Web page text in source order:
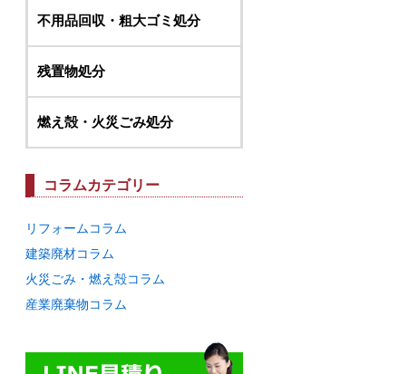
不用品回収・粗大ゴミ処分
残置物処分
燃え殻・火災ごみ処分
コラムカテゴリー
リフォームコラム
建築廃材コラム
火災ごみ・燃え殻コラム
産業廃棄物コラム